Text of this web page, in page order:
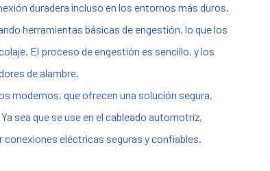
duradera incluso en los entornos más duros.
herramientas básicas de engestión, lo que los
El proceso de engestión es sencillo, y los
de alambre.
modernos, que ofrecen una solución segura,
sea que se use en el cableado automotriz,
eléctricas seguras y confiables.